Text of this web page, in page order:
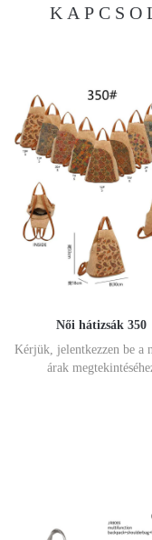
Női hátizsák 350
Kérjük, jelentkezzen be a
árak